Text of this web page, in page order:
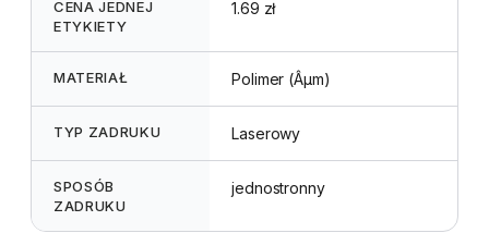
CENA JEDNEJ
ETYKIETY
1.69 zł
MATERIAŁ Polimer (Âµm)
TYP ZADRUKU Laserowy
SPOSÓB
ZADRUKU
jednostronny